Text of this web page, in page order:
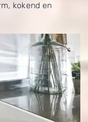
kokend en